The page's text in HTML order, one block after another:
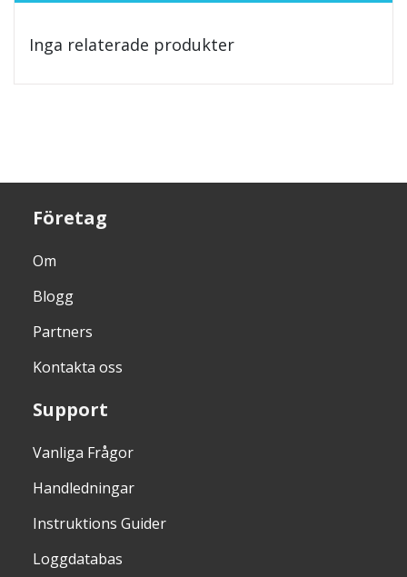
Inga relaterade produkter
Företag
Om
Blogg
Partners
Kontakta oss
Support
Vanliga Frågor
Handledningar
Instruktions Guider
Loggdatabas